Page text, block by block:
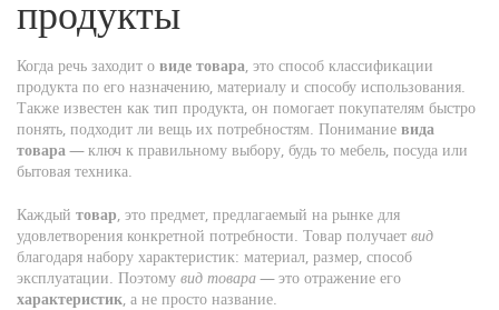
продукты
Когда речь заходит о виде товара, это способ классификации
продукта по его назначению, материалу и способу использования.
Также известен как тип продукта, он помогает покупателям быстро
понять, подходит ли вещь их потребностям. Понимание вида
товара— ключ к правильному выбору, будь то мебель, посуда или
бытовая техника.
Каждый товар, это предмет, предлагаемый на рынке для
удовлетворения конкретной потребности. Товар получает вид
благодаря набору характеристик: материал, размер, способ
эксплуатации. Поэтому вид товара— это отражение его
характеристик, а не просто название.